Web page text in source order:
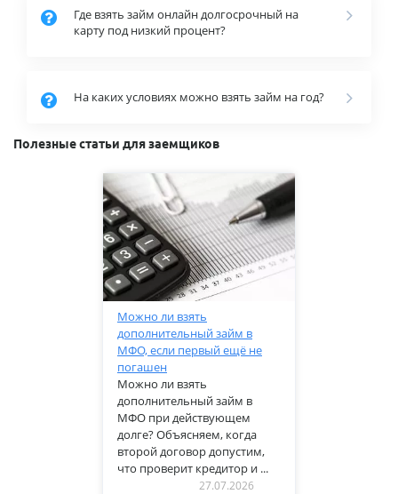
Где взять займ онлайн долгосрочный на
карту под низкий процент?
На каких условиях можно взять займ на год?
Полезные статьи для заемщиков
Можно ли взять
дополнительный займ в
МФО, если первый ещё не
погашен
Можно ли взять
дополнительный займ в
МФО при действующем
долге? Объясняем, когда
второй договор допустим,
что проверит кредитор и ...
27.07.2026